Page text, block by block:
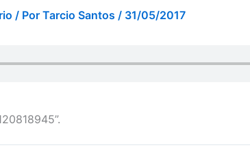
/ Por Tarcio Santos / 31/05/2017